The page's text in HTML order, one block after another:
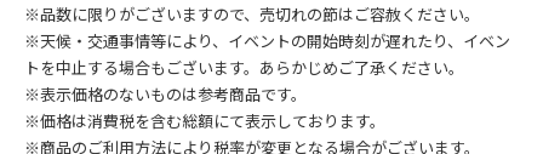
※品数に限りがございますので、売切れの節はご容赦ください。
※天候・交通事情等により、イベントの開始時刻が遅れたり、イベン
トを中止する場合もございます。あらかじめご了承ください。
※表示価格のないものは参考商品です。
※価格は消費税を含む総額にて表示しております。
※商品のご利用方法により税率が変更となる場合がございます。